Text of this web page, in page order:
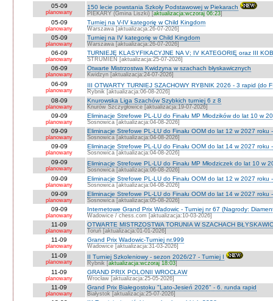
05-09
planowany
150 lecie powstania Szkoły Podstawowej w Piekarach
PIEKARY (Gmina Liszki) [aktualizacja:wczoraj 06:23]
05-09
planowany
Turniej na V-IV kategorię w Child Kingdom
Warszawa [aktualizacja:26-07-2026]
05-09
planowany
Turniej na IV kategorię w Child Kingdom
Warszawa [aktualizacja:26-07-2026]
06-09
planowany
TURNIEJE KLASYFIKACYJNE NA V; IV KATEGORIĘ oraz III
STRUMIEŃ [aktualizacja:25-07-2026]
06-09
planowany
Otwarte Mistrzostwa Kwidzyna w szachach błyskawicznych
Kwidzyn [aktualizacja:24-07-2026]
06-09
planowany
III OTWARTY TURNIEJ SZACHOWY RYBNIK 2026 - 3 rapid (do
Rybnik [aktualizacja:06-08-2026]
08-09
planowany
Knurowska Liga Szachów Szybkich turniej 6 z 8
Knurów Szczygłowice [aktualizacja:19-07-2026]
09-09
planowany
Eliminacje Strefowe PL-LU do Finału MP Młodzików do lat 10 w
Sosnowica [aktualizacja:04-08-2026]
09-09
planowany
Eliminacje Strefowe PL-LU do Finału OOM do lat 12 w 2027 roku
Sosnowica [aktualizacja:04-08-2026]
09-09
planowany
Eliminacje Strefowe PL-LU do Finału OOM do lat 14 w 2027 roku
Sosnowica [aktualizacja:04-08-2026]
09-09
planowany
Eliminacje Strefowe PL-LU do Finału MP Młodziczek do lat 10 w
Sosnowica [aktualizacja:06-08-2026]
09-09
planowany
Eliminacje Strefowe PL-LU do Finału OOM do lat 12 w 2027 roku
Sosnowica [aktualizacja:04-08-2026]
09-09
planowany
Eliminacje Strefowe PL-LU do Finału OOM do lat 14 w 2027 roku
Sosnowica [aktualizacja:05-08-2026]
09-09
planowany
Internetowe Grand Prix Wadowic - Turniej nr 67 (Nagrody:
Wadowice / chess.com [aktualizacja:10-03-2026]
11-09
planowany
OTWARTE MISTRZOSTWA TORUNIA W SZACHACH
Toruń [aktualizacja:01-01-2026]
11-09
planowany
Grand Prix Wadowic-Turniej nr.999
Wadowice [aktualizacja:31-03-2026]
11-09
planowany
II Turniej Szkoleniowy - sezon 2026/27 - Turniej I
Rybnik [aktualizacja:wczoraj 18:03]
11-09
planowany
GRAND PRIX POLONII WROCŁAW
Wrocław [aktualizacja:25-05-2026]
11-09
planowany
Grand Prix Białegostoku "Lato-Jesień 2026" - 6. runda rapid
Białystok [aktualizacja:25-07-2026]